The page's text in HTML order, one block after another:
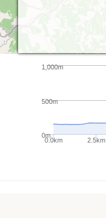
0.0km 2.5km
0m
500m
1,000m